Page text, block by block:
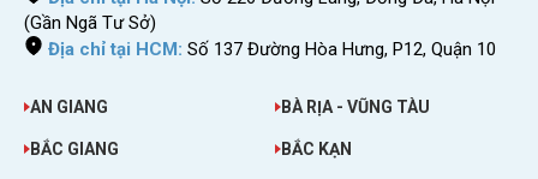
(Gần Ngã Tư Sở)
Địa chỉ tại HCM: Số 137 Đường Hòa Hưng, P12, Quận 10
AN GIANG BÀ RỊA - VŨNG TÀU
BẮC GIANG BẮC KẠN